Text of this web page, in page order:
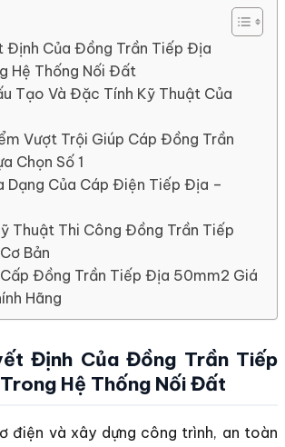
Định Của Đồng Trần Tiếp Địa
Hệ Thống Nối Đất
Tạo Và Đặc Tính Kỹ Thuật Của
Vượt Trội Giúp Cáp Đồng Trần
Chọn Số 1
Dạng Của Cáp Điện Tiếp Địa –
Thuật Thi Công Đồng Trần Tiếp
Bản
Cấp Đồng Trần Tiếp Địa 50mm2 Giá
Hãng
Định Của Đồng Trần Tiếp
Hệ Thống Nối Đất
điện và xây dựng công trình, an toàn